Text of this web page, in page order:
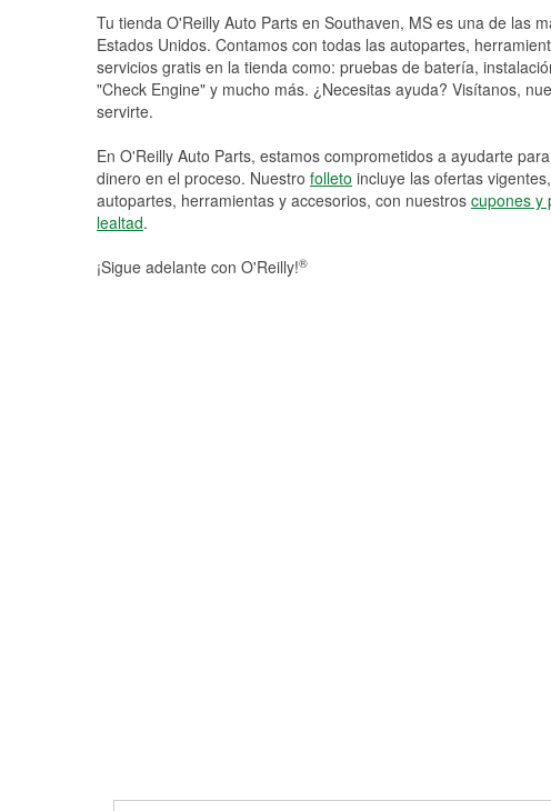
Tu tienda O'Reilly Auto Parts en Southaven, MS es una de las
Estados Unidos. Contamos con todas las autopartes,
servicios gratis en la tienda como: pruebas de batería,
"Check Engine" y mucho más. ¿Necesitas ayuda? Visítanos,
servirte.
En O'Reilly Auto Parts, estamos comprometidos a ayudarte
dinero en el proceso. Nuestro folleto incluye las ofertas
autopartes, herramientas y accesorios, con nuestros cupones y
lealtad.
¡Sigue adelante con O'Reilly!®